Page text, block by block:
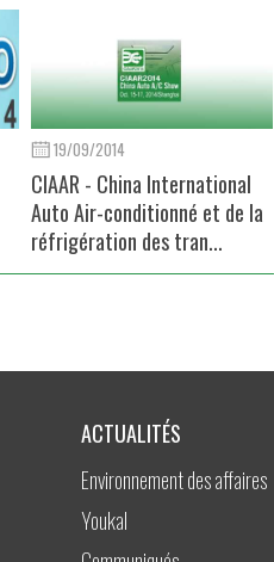
19/09/2014
CIAAR - China International
Auto Air-conditionné et de la
réfrigération des tran...
ACTUALITÉS
Environnement des affaires
Youkal